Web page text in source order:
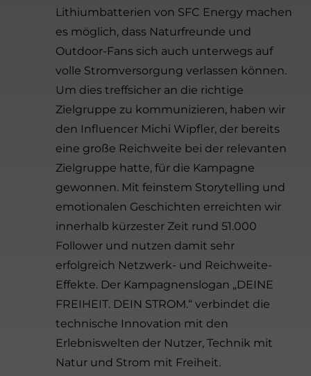
Lithiumbatterien von SFC Energy machen
es möglich, dass Naturfreunde und
Outdoor-Fans sich auch unterwegs auf
volle Stromversorgung verlassen können.
Um dies treffsicher an die richtige
Zielgruppe zu kommunizieren, haben wir
den Influencer Michi Wipfler, der bereits
eine große Reichweite bei der relevanten
Zielgruppe hatte, für die Kampagne
gewonnen. Mit feinstem Storytelling und
emotionalen Geschichten erreichten wir
innerhalb kürzester Zeit rund 51.000
Follower und nutzen damit sehr
erfolgreich Netzwerk- und Reichweite-
Effekte. Der Kampagnenslogan „DEINE
FREIHEIT. DEIN STROM.“ verbindet die
technische Innovation mit den
Erlebniswelten der Nutzer, Technik mit
Natur und Strom mit Freiheit.